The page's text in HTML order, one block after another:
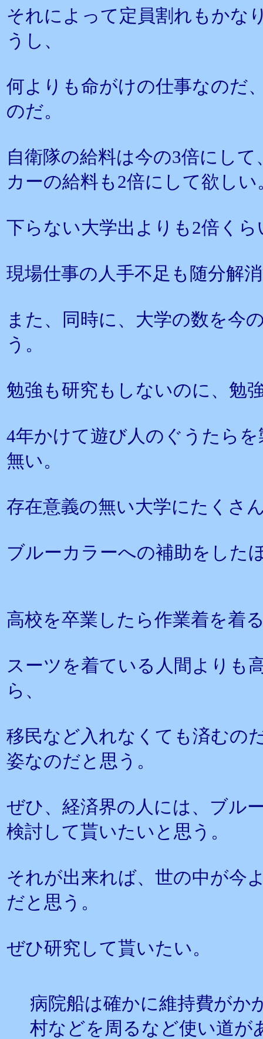
それによって定員割れもかな
うし、
何よりも命がけの仕事なのだ
のだ。
自衛隊の給料は今の3倍にし
カーの給料も2倍にして欲しい
下らない大学出よりも2倍く
現場仕事の人手不足も随分解
また、同時に、大学の数を今
う。
勉強も研究もしないのに、勉
4年かけて遊び人のぐうたら
無い。
存在意義の無い大学にたくさ
ブルーカラーへの補助をした
高校を卒業したら作業着を着
スーツを着ている人間よりも
ら、
移民など入れなくても済むの
姿なのだと思う。
ぜひ、経済界の人には、ブル
検討して貰いたいと思う。
それが出来れば、世の中が今
だと思う。
ぜひ研究して貰いたい。
病院船は確かに維持費がか
村などを周るなど使い道が